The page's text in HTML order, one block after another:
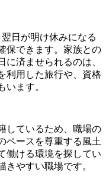
日が明け休みになる
保できます。家族との
済ませられるのは、
利用した旅行や、資格
います。
しているため、職場の
ペースを尊重する風土
働ける環境を探してい
きやすい職場です。